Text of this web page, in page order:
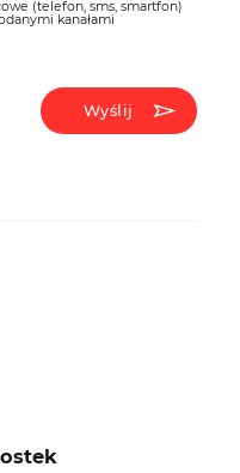
(telefon, sms, smartfon)
kanałami
Wyślij